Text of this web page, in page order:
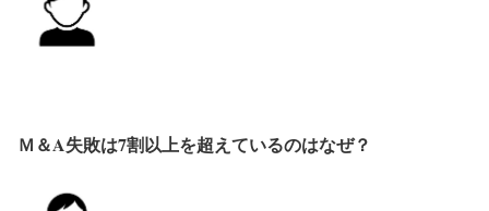
Ｍ＆A失敗は7割以上を超えているのはなぜ？